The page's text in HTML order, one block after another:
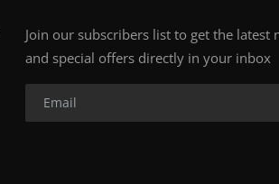
Join our subscribers list to get the latest
and special offers directly in your inbox